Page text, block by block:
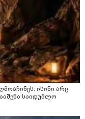
ისინი არც
საიდუმლო